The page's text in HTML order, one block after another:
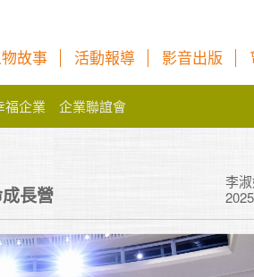
故事 活動報導 影音出版
福企業 企業聯誼會
長營
李
在總結個人生命進